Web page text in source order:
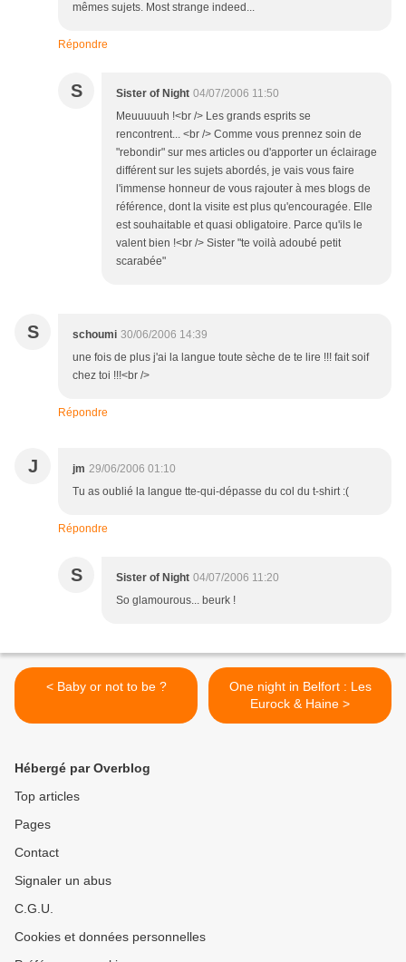
mêmes sujets. Most strange indeed...
Répondre
S Sister of Night 04/07/2006 11:50
Meuuuuuh !<br /> Les grands esprits se
rencontrent... <br /> Comme vous prennez soin de
"rebondir" sur mes articles ou d'apporter un éclairage
différent sur les sujets abordés, je vais vous faire
l'immense honneur de vous rajouter à mes blogs de
référence, dont la visite est plus qu'encouragée. Elle
est souhaitable et quasi obligatoire. Parce qu'ils le
valent bien !<br /> Sister "te voilà adoubé petit
scarabée"
S schoumi 30/06/2006 14:39
une fois de plus j'ai la langue toute sèche de te lire !!! fait soif
chez toi !!!<br />
Répondre
J jm 29/06/2006 01:10
Tu as oublié la langue tte-qui-dépasse du col du t-shirt :(
Répondre
S Sister of Night 04/07/2006 11:20
So glamourous... beurk !
< Baby or not to be ?
One night in Belfort : Les
Eurock & Haine >
Hébergé par Overblog
Top articles
Pages
Contact
Signaler un abus
C.G.U.
Cookies et données personnelles